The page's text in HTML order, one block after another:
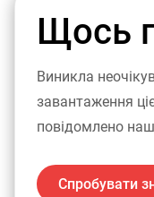
Щось
Виникла
завантаження
повідомлено
Спробувати